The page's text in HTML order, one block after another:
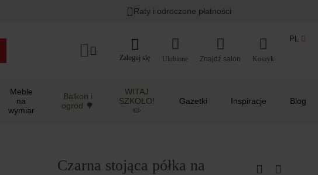
Raty i odroczone płatności
Zaloguj się Ulubione Koszyk
PL
Meble
na
wymiar
Balkon i
ogród 🌳
WITAJ
SZKOŁO!
✏️
Gazetki Inspiracje Blog
Czarna stojąca półka na